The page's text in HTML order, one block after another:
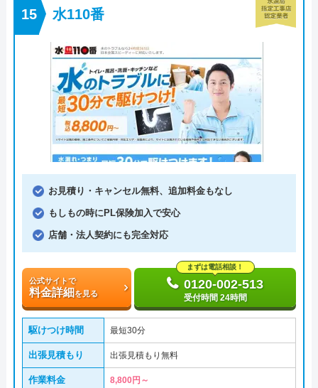
水110番
お見積り・キャンセル無料、追加料金もなし
もしもの時にPL保険加入で安心
店舗・法人契約にも完全対応
公式サイトで
料金詳細を見る
まずは電話相談！
0120-002-513
受付時間 24時間
駆けつけ時間 最短30分
出張見積もり 出張見積もり無料
作業料金 8,800円～